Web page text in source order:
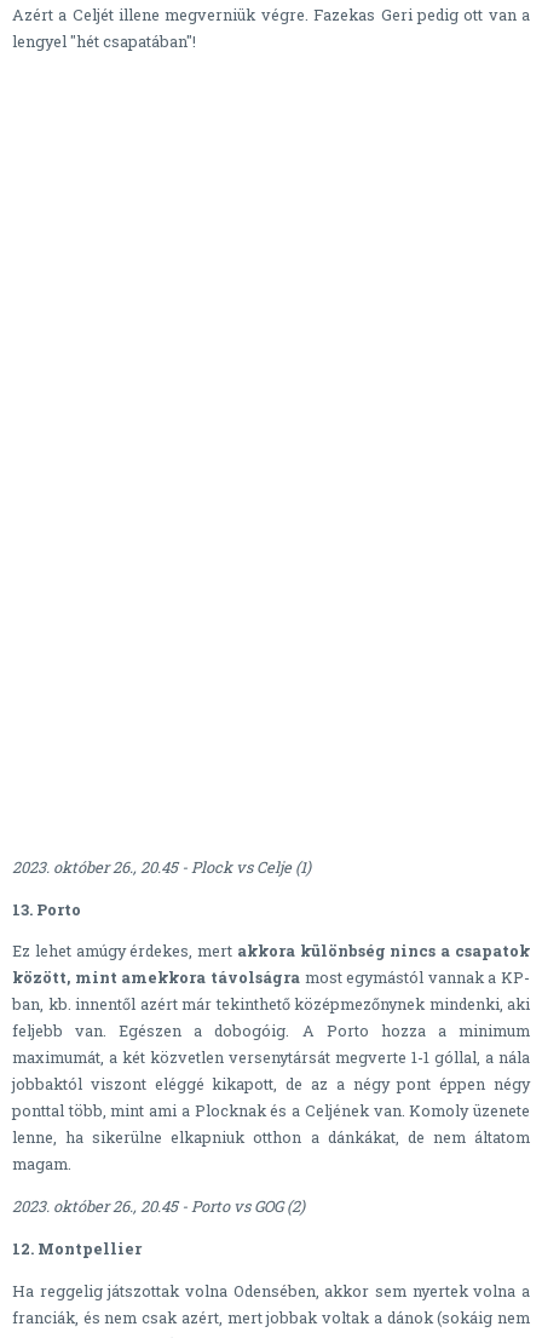
Azért a Celjét illene megverniük végre. Fazekas Geri pedig ott van a
lengyel "hét csapatában"!
2023. október 26., 20.45 - Plock vs Celje (1)
13. Porto
Ez lehet amúgy érdekes, mert akkora különbség nincs a csapatok
között, mint amekkora távolságra most egymástól vannak a KP-
ban, kb. innentől azért már tekinthető középmezőnynek mindenki, aki
feljebb van. Egészen a dobogóig. A Porto hozza a minimum
maximumát, a két közvetlen versenytársát megverte 1-1 góllal, a nála
jobbaktól viszont eléggé kikapott, de az a négy pont éppen négy
ponttal több, mint ami a Plocknak és a Celjének van. Komoly üzenete
lenne, ha sikerülne elkapniuk otthon a dánkákat, de nem áltatom
magam.
2023. október 26., 20.45 - Porto vs GOG (2)
12. Montpellier
Ha reggelig játszottak volna Odensében, akkor sem nyertek volna a
franciák, és nem csak azért, mert jobbak voltak a dánok (sokáig nem